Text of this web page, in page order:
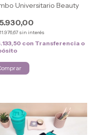
Universitario Beauty
sin interés
con Transferencia o